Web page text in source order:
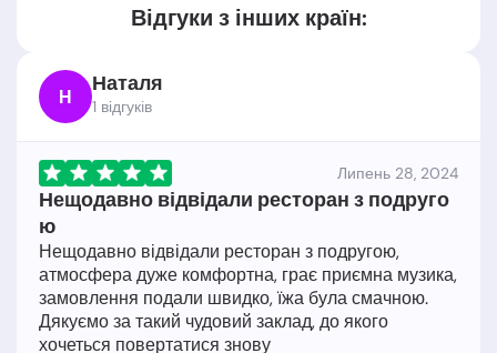
Відгуки з інших країн:
Н Наталя
1 відгукiв
Липень 28, 2024
Нещодавно відвідали ресторан з подруго
ю
Нещодавно відвідали ресторан з подругою,
атмосфера дуже комфортна, грає приємна музика,
замовлення подали швидко, їжа була смачною.
Дякуємо за такий чудовий заклад, до якого